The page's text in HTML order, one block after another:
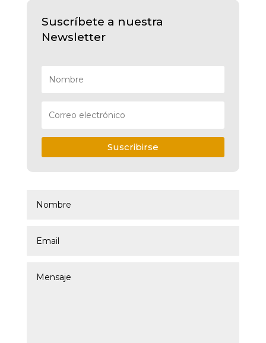
Suscríbete a nuestra
Newsletter
Suscribirse